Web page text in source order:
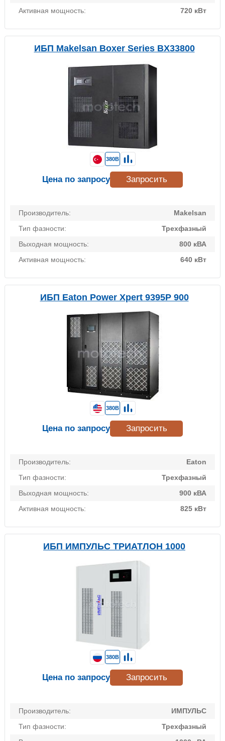
Активная мощность:
720 кВт
ИБП Makelsan Boxer Series BX33800
Производитель:
Makelsan
Тип фазности:
Трехфазный
Выходная мощность:
800 кВА
Активная мощность:
640 кВт
380В
Цена по запросу Запросить
ИБП Eaton Power Xpert 9395P 900
Производитель:
Eaton
Тип фазности:
Трехфазный
Выходная мощность:
900 кВА
Активная мощность:
825 кВт
380В
Цена по запросу Запросить
ИБП ИМПУЛЬС ТРИАТЛОН 1000
Производитель:
ИМПУЛЬС
Тип фазности:
Трехфазный
380В
Цена по запросу Запросить